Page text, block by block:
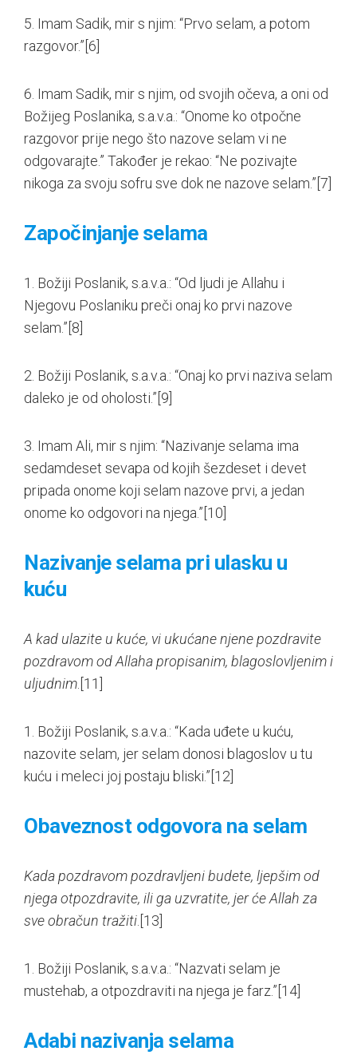
5. Imam Sadik, mir s njim: “Prvo selam, a potom
razgovor.”[6]
6. Imam Sadik, mir s njim, od svojih očeva, a oni od
Božijeg Poslanika, s.a.v.a.: “Onome ko otpočne
razgovor prije nego što nazove selam vi ne
odgovarajte.” Također je rekao: “Ne pozivajte
nikoga za svoju sofru sve dok ne nazove selam.”[7]
Započinjanje selama
1. Božiji Poslanik, s.a.v.a.: “Od ljudi je Allahu i
Njegovu Poslaniku preči onaj ko prvi nazove
selam.”[8]
2. Božiji Poslanik, s.a.v.a.: “Onaj ko prvi naziva selam
daleko je od oholosti.”[9]
3. Imam Ali, mir s njim: “Nazivanje selama ima
sedamdeset sevapa od kojih šezdeset i devet
pripada onome koji selam nazove prvi, a jedan
onome ko odgovori na njega.”[10]
Nazivanje selama pri ulasku u
kuću
A kad ulazite u kuće, vi ukućane njene pozdravite
pozdravom od Allaha propisanim, blagoslovljenim i
uljudnim [11]
1. Božiji Poslanik, s.a.v.a.: “Kada uđete u kuću,
nazovite selam, jer selam donosi blagoslov u tu
kuću i meleci joj postaju bliski.”[12]
Obaveznost odgovora na selam
Kada pozdravom pozdravljeni budete, ljepšim od
njega otpozdravite, ili ga uzvratite, jer će Allah za
sve obračun tražiti [13]
1. Božiji Poslanik, s.a.v.a.: “Nazvati selam je
mustehab, a otpozdraviti na njega je farz.”[14]
Adabi nazivanja selama